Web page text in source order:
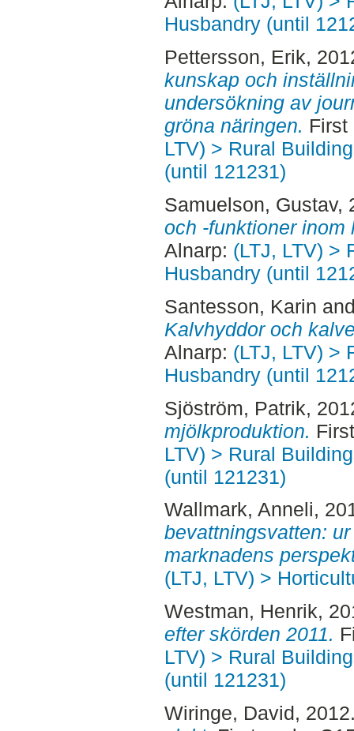
Husbandry (until
Pettersson, Erik,
kunskap och
undersökning av
gröna näringen.
LTV) > Rural
(until 121231)
Samuelson, Gustav,
och -funktioner inom
Alnarp: (LTJ, LTV) >
Husbandry (until
Santesson, Karin
Kalvhyddor och
Alnarp: (LTJ, LTV) >
Husbandry (until
Sjöström, Patrik,
mjölkproduktion.
LTV) > Rural
(until 121231)
Wallmark, Anneli,
bevattningsvatten:
marknadens
(LTJ, LTV) >
Westman, Henrik,
efter skörden 2011.
LTV) > Rural
(until 121231)
Wiringe, David,